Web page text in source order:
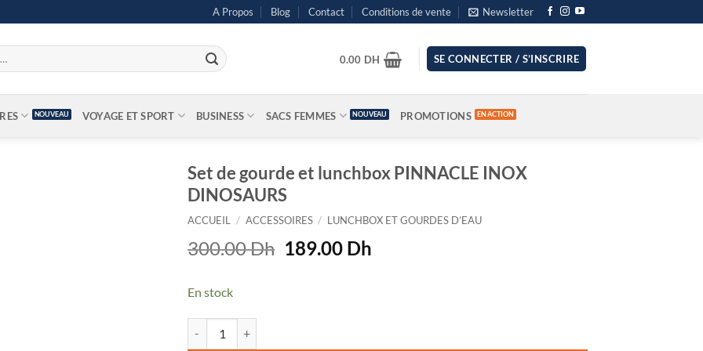
A Propos Blog Contact Conditions de vente Newsletter
0.00 DH SE CONNECTER / S’INSCRIRE
VOYAGE ET SPORT BUSINESS SACS FEMMES PROMOTIONS
Set de gourde et lunchbox PINNACLE INOX
DINOSAURS
ACCUEIL / ACCESSOIRES / LUNCHBOX ET GOURDES D’EAU
300.00Dh Le
189.00 Dh
En stock